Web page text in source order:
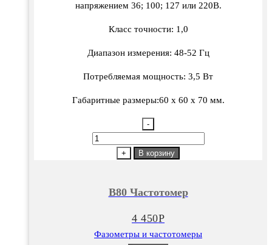
напряжением 36; 100; 127 или 220В.
Класс точности: 1,0
Диапазон измерения: 48-52 Гц
Потребляемая мощность: 3,5 Вт
Габаритные размеры:60 х 60 х 70 мм.
-
Количество
+ В корзину
В80 Частотомер
4 450Р
Фазометры и частотомеры